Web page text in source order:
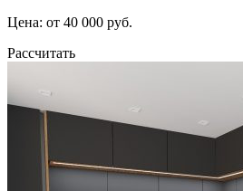
Цена: от 40 000 руб.
Рассчитать